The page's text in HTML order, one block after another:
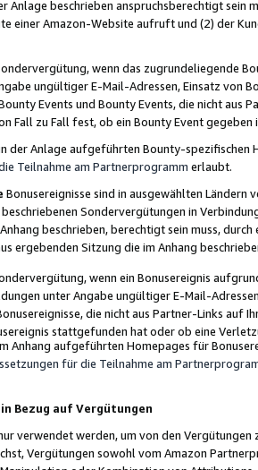
Anlage beschrieben anspruchsberechtigt sein
einer Amazon-Website aufruft und (2) der
wenn das zugrundeliegende
ungültiger E-Mail-Adressen, Einsatz von
Events und Bounty Events, die nicht
Fall zu Fall fest, ob ein Bounty Event
der Anlage aufgeführten Bounty-spezifischen
Teilnahme am Partnerprogramm erlaubt.
Bonusereignisse sind in ausgewählten Ländern
Sondervergütungen in
beschrieben, berechtigt sein muss,
ergebenden Sitzung die im Anhang
wenn ein Bonusereignis
unter Angabe ungültiger E-Mail-
die nicht aus Partner-Links auf
stattgefunden hat oder ob eine
Anhang aufgeführten Homepages für
für die Teilnahme am
Bezug auf Vergütungen
verwendet werden, um von den
Vergütungen sowohl vom Amazon